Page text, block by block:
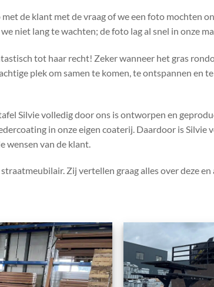
de klant met de vraag of we een foto mochten
niet lang te wachten; de foto lag al snel in onze
tot haar recht! Zeker wanneer het gras
plek om samen te komen, te ontspannen en
Silvie volledig door ons is ontworpen en
in onze eigen coaterij. Daardoor is Silvie
wensen van de klant.
Zij vertellen graag alles over deze en